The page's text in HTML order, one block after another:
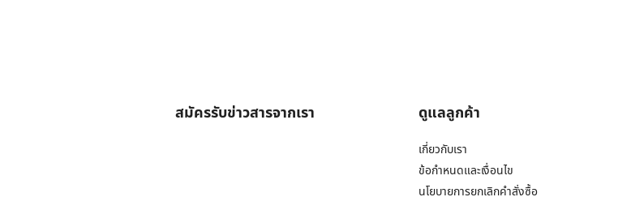
สมัครรับข่าวสารจากเรา ดูแลลูกค้า
เกี่ยวกับเรา
ข้อกำหนดและเงื่อนไข
นโยบายการยกเลิกคำสั่งซื้อ